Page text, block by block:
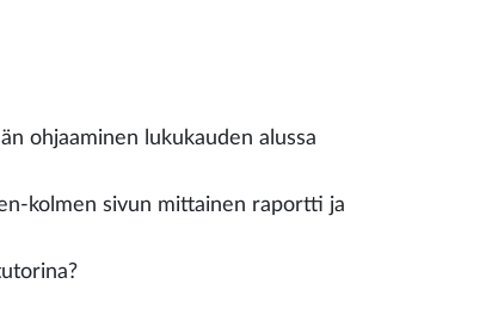
ohjaaminen lukukauden alussa
kolmen sivun mittainen raportti ja